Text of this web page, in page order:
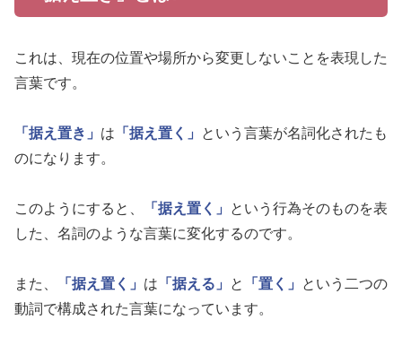
これは、現在の位置や場所から変更しないことを表現した
言葉です。
「据え置き」 は 「据え置く」
という言葉が名詞化されたも
のになります。
このようにすると、 「据え置く」
という行為そのものを表
した、名詞のような言葉に変化するのです。
また、 「据え置く」 は 「据える」 と 「置く」
という二つの
動詞で構成された言葉になっています。